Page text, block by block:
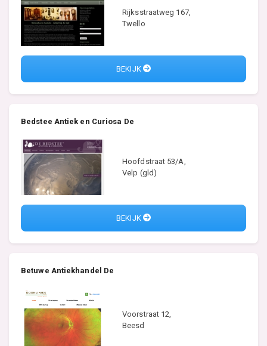
Rijksstraatweg 167,
Twello
BEKIJK
Bedstee Antiek en Curiosa De
Hoofdstraat 53/A,
Velp (gld)
BEKIJK
Betuwe Antiekhandel De
Voorstraat 12,
Beesd